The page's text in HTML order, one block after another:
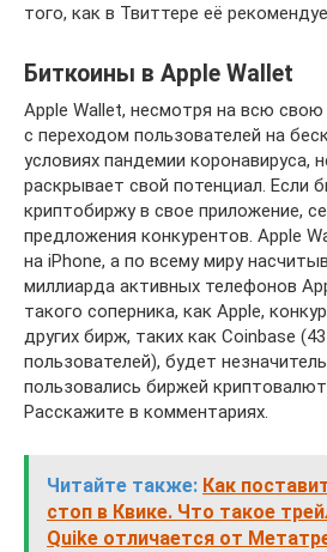
того, как в Твиттере её
Биткоины в Apple Wallet
Apple Wallet, несмотря на всю свою
с переходом пользователей на
условиях пандемии коронавируса,
раскрывает свой потенциал. Если
криптобиржу в свое приложение,
предложения конкурентов. Apple
на iPhone, а по всему миру
миллиарда активных телефонов
такого соперника, как Apple,
других бирж, таких как Coinbase
пользователей), будет
пользовались биржей
Расскажите в комментариях.
Читайте также: Как
стоп в Квике. Что такое
Quike отличается от